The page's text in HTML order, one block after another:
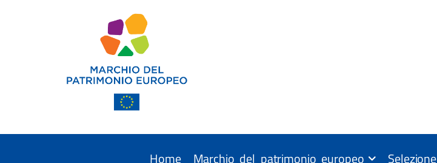
Home Marchio del patrimonio europeo Selezione